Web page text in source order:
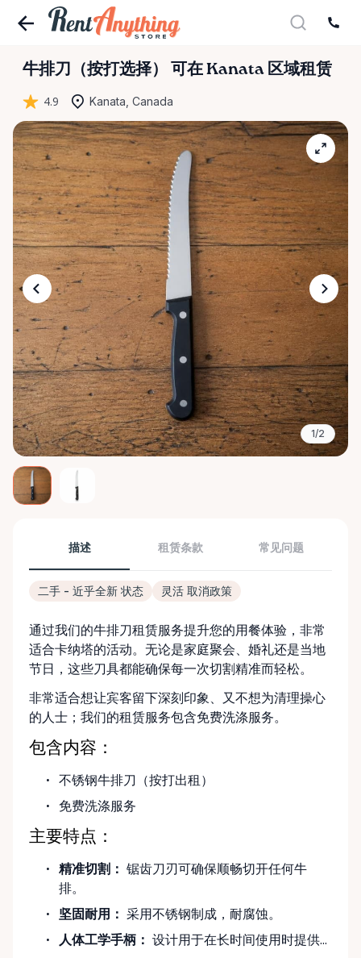
牛排刀（按打选择） 可在 Kanata 区域租赁
4.9 Kanata, Canada
1/2
描述 租赁条款 常见问题
二手 - 近乎全新 状态 灵活 取消政策
通过我们的牛排刀租赁服务提升您的用餐体验，非常
适合卡纳塔的活动。无论是家庭聚会、婚礼还是当地
节日，这些刀具都能确保每一次切割精准而轻松。
非常适合想让宾客留下深刻印象、又不想为清理操心
的人士；我们的租赁服务包含免费洗涤服务。
包含内容：
不锈钢牛排刀（按打出租）
免费洗涤服务
主要特点：
精准切割： 锯齿刀刃可确保顺畅切开任何牛
排。
坚固耐用： 采用不锈钢制成，耐腐蚀。
人体工学手柄： 设计用于在长时间使用时提供...